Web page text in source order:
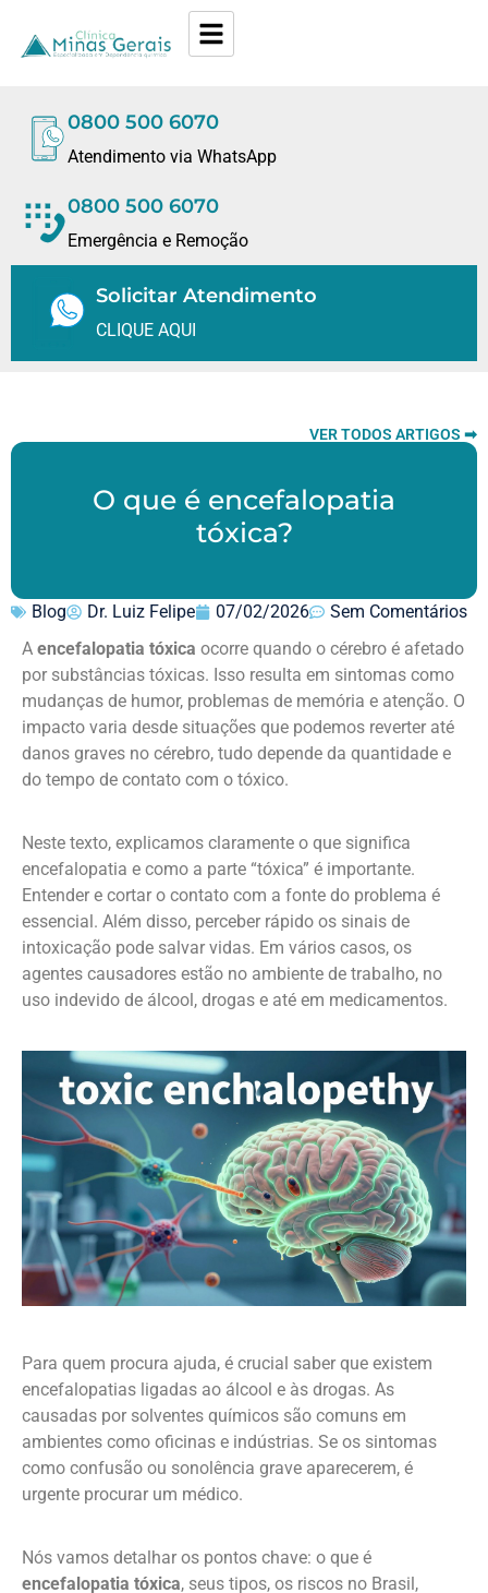
0800 500 6070
Atendimento via WhatsApp
0800 500 6070
Emergência e Remoção
Solicitar Atendimento
CLIQUE AQUI
VER TODOS ARTIGOS ➡
O que é encefalopatia
tóxica?
Blog Dr. Luiz Felipe 07/02/2026
Sem Comentários
A encefalopatia tóxica ocorre quando o cérebro é afetado
por substâncias tóxicas. Isso resulta em sintomas como
mudanças de humor, problemas de memória e atenção. O
impacto varia desde situações que podemos reverter até
danos graves no cérebro, tudo depende da quantidade e
do tempo de contato com o tóxico.
Neste texto, explicamos claramente o que significa
encefalopatia e como a parte “tóxica” é importante.
Entender e cortar o contato com a fonte do problema é
essencial. Além disso, perceber rápido os sinais de
intoxicação pode salvar vidas. Em vários casos, os
agentes causadores estão no ambiente de trabalho, no
uso indevido de álcool, drogas e até em medicamentos.
Para quem procura ajuda, é crucial saber que existem
encefalopatias ligadas ao álcool e às drogas. As
causadas por solventes químicos são comuns em
ambientes como oficinas e indústrias. Se os sintomas
como confusão ou sonolência grave aparecerem, é
urgente procurar um médico.
Nós vamos detalhar os pontos chave: o que é
encefalopatia tóxica, seus tipos, os riscos no Brasil,